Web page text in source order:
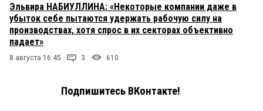
Эльвира НАБИУЛЛИНА: «Некоторые компании даже в
убыток себе пытаются удержать рабочую силу на
производствах, хотя спрос в их секторах объективно
падает»
8 августа 16:45 3 610
Подпишитесь ВКонтакте!